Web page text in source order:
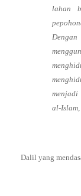
lahan
menjadi
al-Islam
Dalil yang